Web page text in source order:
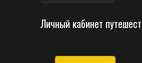
Личный кабинет